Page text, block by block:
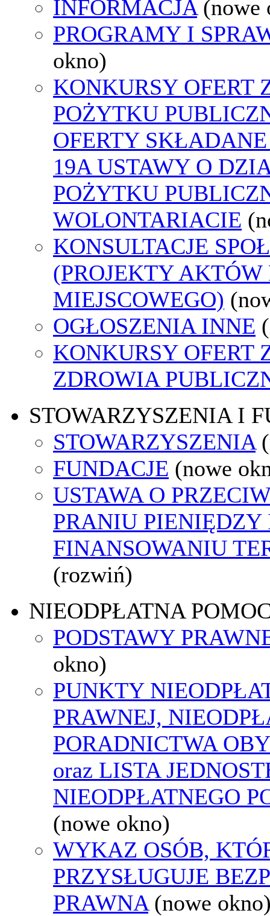
INFORMACJA (nowe
PROGRAMY I
okno)
KONKURSY OFERT
POŻYTKU
OFERTY
19A USTAWY O
POŻYTKU
WOLONTARIACIE
KONSULTACJE
(PROJEKTY AKTÓW
MIEJSCOWEGO)
OGŁOSZENIA INNE
KONKURSY OFERT
ZDROWIA
STOWARZYSZENIA I
STOWARZYSZENIA
FUNDACJE (nowe
USTAWA O
PRANIU PIENIĘDZY
FINANSOWANIU
(rozwiń)
NIEODPŁATNA
PODSTAWY
okno)
PUNKTY
PRAWNEJ,
PORADNICTWA
oraz LISTA
NIEODPŁATNEGO
(nowe okno)
WYKAZ OSÓB,
PRZYSŁUGUJE
PRAWNA (nowe